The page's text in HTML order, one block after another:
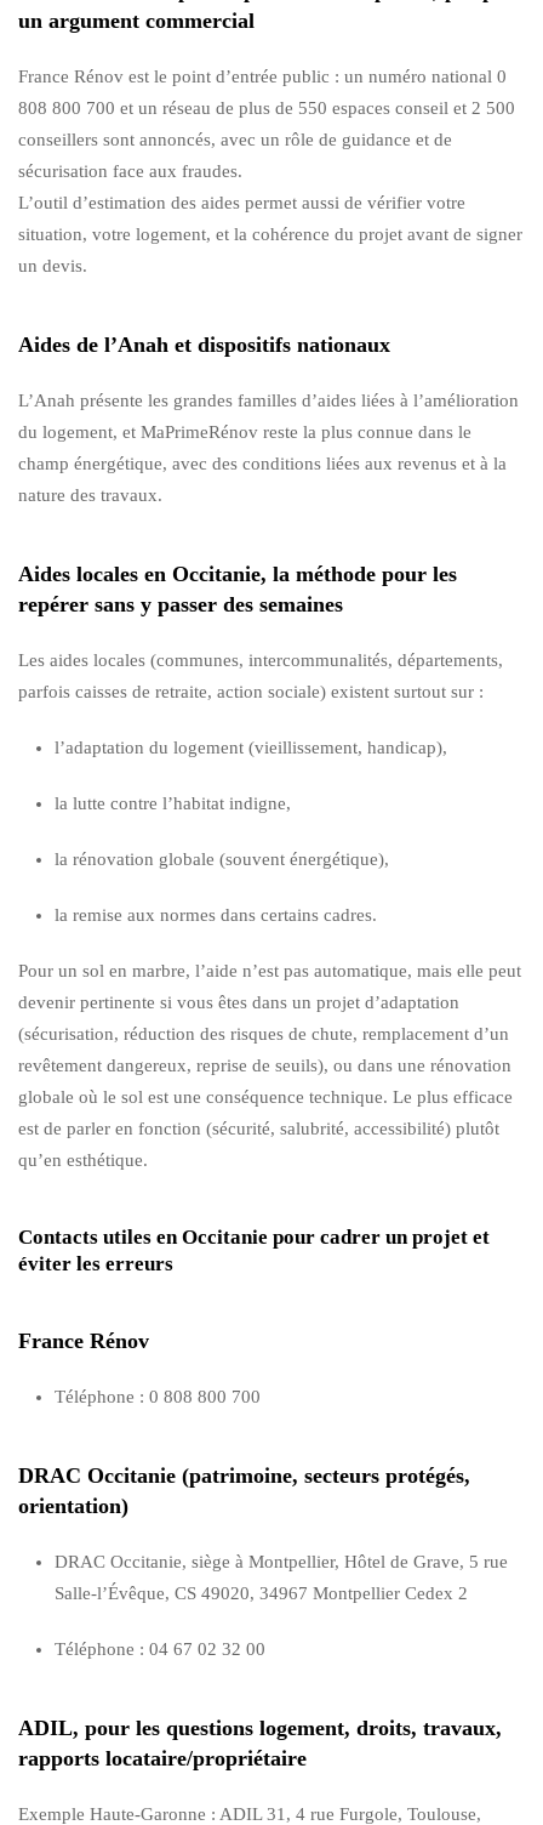
un argument commercial
France Rénov est le point d’entrée public : un numéro national 0
808 800 700 et un réseau de plus de 550 espaces conseil et 2 500
conseillers sont annoncés, avec un rôle de guidance et de
sécurisation face aux fraudes.
L’outil d’estimation des aides permet aussi de vérifier votre
situation, votre logement, et la cohérence du projet avant de signer
un devis.
Aides de l’Anah et dispositifs nationaux
L’Anah présente les grandes familles d’aides liées à l’amélioration
du logement, et MaPrimeRénov reste la plus connue dans le
champ énergétique, avec des conditions liées aux revenus et à la
nature des travaux.
Aides locales en Occitanie, la méthode pour les
repérer sans y passer des semaines
Les aides locales (communes, intercommunalités, départements,
parfois caisses de retraite, action sociale) existent surtout sur :
l’adaptation du logement (vieillissement, handicap),
la lutte contre l’habitat indigne,
la rénovation globale (souvent énergétique),
la remise aux normes dans certains cadres.
Pour un sol en marbre, l’aide n’est pas automatique, mais elle peut
devenir pertinente si vous êtes dans un projet d’adaptation
(sécurisation, réduction des risques de chute, remplacement d’un
revêtement dangereux, reprise de seuils), ou dans une rénovation
globale où le sol est une conséquence technique. Le plus efficace
est de parler en fonction (sécurité, salubrité, accessibilité) plutôt
qu’en esthétique.
Contacts utiles en Occitanie pour cadrer un projet et
éviter les erreurs
France Rénov
Téléphone : 0 808 800 700
DRAC Occitanie (patrimoine, secteurs protégés,
orientation)
DRAC Occitanie, siège à Montpellier, Hôtel de Grave, 5 rue
Salle-l’Évêque, CS 49020, 34967 Montpellier Cedex 2
Téléphone : 04 67 02 32 00
ADIL, pour les questions logement, droits, travaux,
rapports locataire/propriétaire
Exemple Haute-Garonne : ADIL 31, 4 rue Furgole, Toulouse,